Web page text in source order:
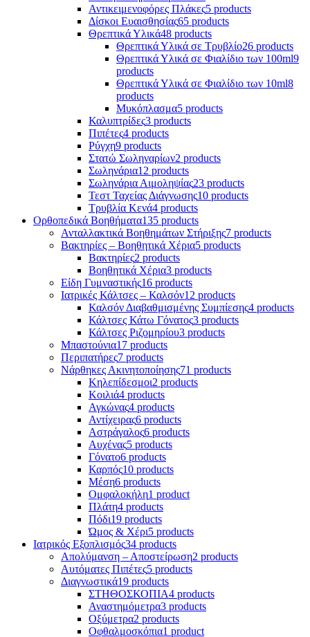
Αντικειμενοφόρες Πλάκες5 products
Δίσκοι Ευαισθησίας65 products
Θρεπτικά Υλικά48 products
Θρεπτικά Υλικά σε Τρυβλίο26 products
Θρεπτικά Υλικά σε Φιαλίδιο των 100ml9
products
Θρεπτικά Υλικά σε Φιαλίδιο των 10ml8
products
Μυκόπλασμα5 products
Καλυπτρίδες3 products
Πιπέτες4 products
Ρύγχη9 products
Στατώ Σωληναρίων2 products
Σωληνάρια12 products
Σωληνάρια Αιμοληψίας23 products
Τεστ Ταχείας Διάγνωσης10 products
Τρυβλία Κενά4 products
Ορθοπεδικά Βοηθήματα135 products
Ανταλλακτικά Βοηθημάτων Στήριξης7 products
Βακτηρίες – Βοηθητικά Χέρια5 products
Βακτηρίες2 products
Βοηθητικά Χέρια3 products
Είδη Γυμναστικής16 products
Ιατρικές Κάλτσες – Καλσόν12 products
Καλσόν Διαβαθμισμένης Συμπίεσης4 products
Κάλτσες Κάτω Γόνατος3 products
Κάλτσες Ριζομηρίου3 products
Μπαστούνια17 products
Περιπατήρες7 products
Νάρθηκες Ακινητοποίησης71 products
Κηλεπίδεσμοι2 products
Κοιλιά4 products
Αγκώνας4 products
Αντίχειρας6 products
Αστράγαλος6 products
Αυχένας5 products
Γόνατο6 products
Καρπός10 products
Μέση6 products
Ομφαλοκήλη1 product
Πλάτη4 products
Πόδι19 products
Ώμος & Χέρι5 products
Ιατρικός Εξοπλισμός34 products
Απολύμανση – Αποστείρωση2 products
Αυτόματες Πιπέτες5 products
Διαγνωστικά19 products
ΣΤΗΘΟΣΚΟΠΙΑ4 products
Αναστημόμετρα3 products
Οξύμετρα2 products
Οφθαλμοσκόπια1 product